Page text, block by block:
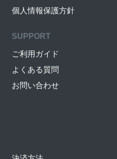
個人情報保護方針
SUPPORT
ご利用ガイド
よくある質問
お問い合わせ